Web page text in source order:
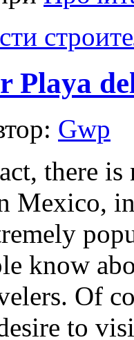
Playa
Gwp
there
Mexico,
know
Of
to